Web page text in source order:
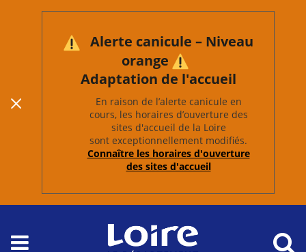
Alerte canicule – Niveau
orange
Adaptation de l'accueil
En raison de l’alerte canicule en
cours, les horaires d’ouverture des
sites d'accueil de la Loire
sont exceptionnellement modifiés.
Connaître les horaires d'ouverture
des sites d'accueil